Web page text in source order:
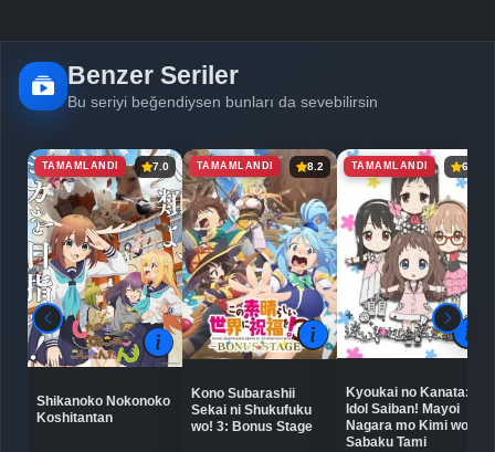
Benzer Seriler
Bu seriyi beğendiysen bunları da sevebilirsin
TAMAMLANDI 7.0
Shikanoko Nokonoko
Koshitantan
TAMAMLANDI 8.2
Kono Subarashii
Sekai ni Shukufuku
wo! 3: Bonus Stage
TAMAMLANDI 6.5
Kyoukai no Kanata:
Idol Saiban! Mayoi
Nagara mo Kimi wo
Sabaku Tami